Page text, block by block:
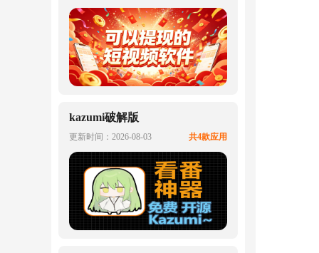
kazumi破解版
更新时间：2026-08-03 共4款应用